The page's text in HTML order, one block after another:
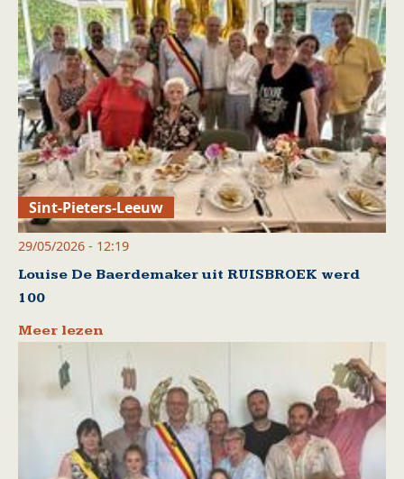
Sint-Pieters-Leeuw
29/05/2026 - 12:19
Louise De Baerdemaker uit RUISBROEK werd
100
Meer lezen